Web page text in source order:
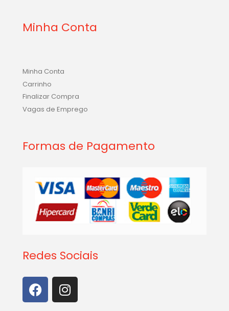
Minha Conta
Minha Conta
Carrinho
Finalizar Compra
Vagas de Emprego
Formas de Pagamento
Redes Sociais